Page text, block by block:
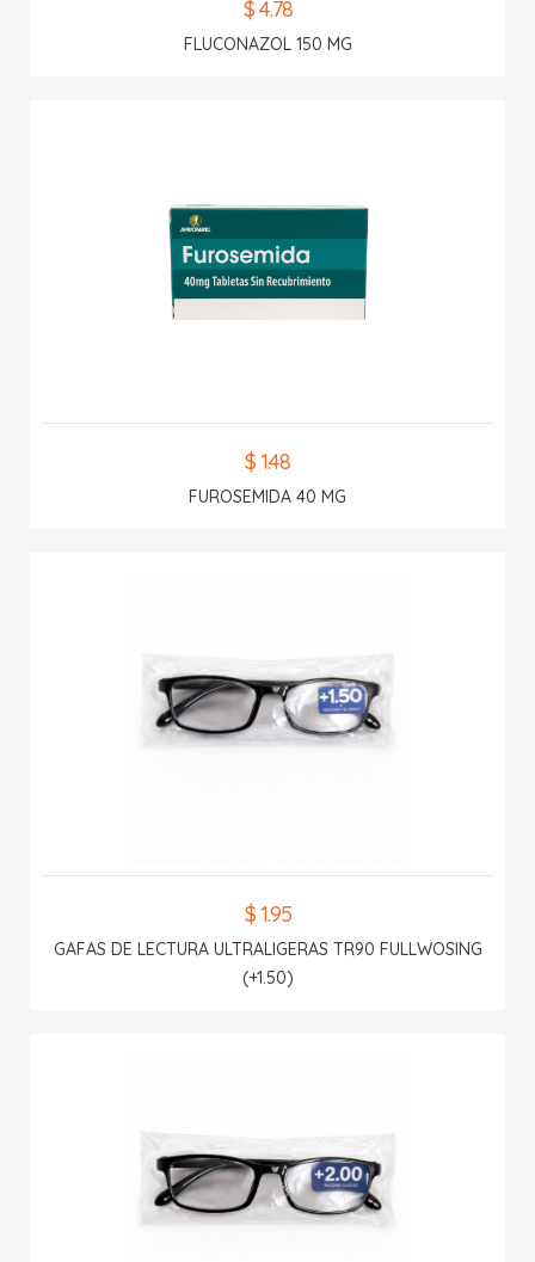
$ 4.78
FLUCONAZOL 150 MG
$ 1.48
FUROSEMIDA 40 MG
$ 1.95
GAFAS DE LECTURA ULTRALIGERAS TR90 FULLWOSING
(+1.50)